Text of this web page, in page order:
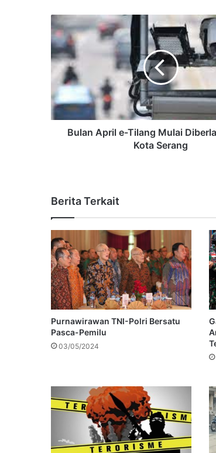
Bulan April e-Tilang Mulai
Kota Serang
Berita Terkait
Purnawirawan TNI-Polri Bersatu
Pasca-Pemilu
03/05/2024